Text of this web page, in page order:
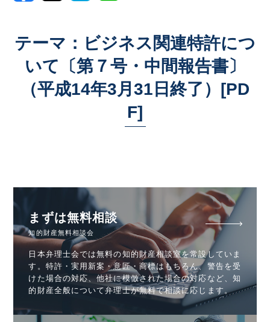
テーマ：ビジネス関連特許につ
いて〔第７号・中間報告書〕
（平成14年3月31日終了）[PD
F]
まずは無料相談
知的財産無料相談会
日本弁理士会では無料の知的財産相談室を常設していま
す。特許・実用新案・意匠・商標はもちろん、警告を受
けた場合の対応、他社に模倣された場合の対応など、知
的財産全般について弁理士が無料で相談に応じます。